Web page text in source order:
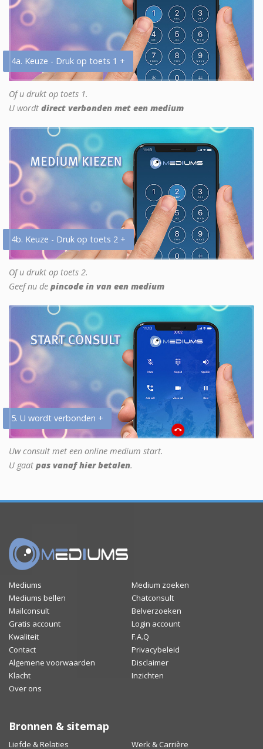
4a. Keuze - Druk op toets 1 +
Of u drukt op toets 1.
U wordt direct verbonden met een medium
4b. Keuze - Druk op toets 2 +
Of u drukt op toets 2.
Geef nu de pincode in van een medium
5. U wordt verbonden +
Uw consult met een online medium start.
U gaat pas vanaf hier betalen.
Mediums
Medium zoeken
Mediums bellen
Chatconsult
Mailconsult
Belverzoeken
Gratis account
Login account
Kwaliteit
F.A.Q
Contact
Privacybeleid
Algemene voorwaarden
Disclaimer
Klacht
Inzichten
Over ons
Bronnen & sitemap
Liefde & Relaties Werk & Carrière